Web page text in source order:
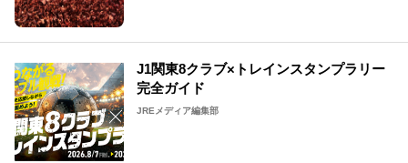
J1関東8クラブ×トレインスタンプラリー
完全ガイド
JREメディア編集部